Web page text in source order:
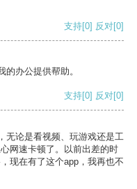
支持[0] 反对[0]
办公提供帮助。
支持[0] 反对[0]
无论是看视频、玩游戏还是工
网速卡顿了。以前出差的时
现在有了这个app，我再也不